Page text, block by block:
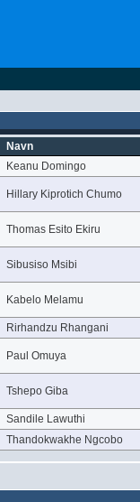
Navn
Keanu Domingo
Hillary Kiprotich Chumo
Thomas Esito Ekiru
Sibusiso Msibi
Kabelo Melamu
Rirhandzu Rhangani
Paul Omuya
Tshepo Giba
Sandile Lawuthi
Thandokwakhe Ngcobo